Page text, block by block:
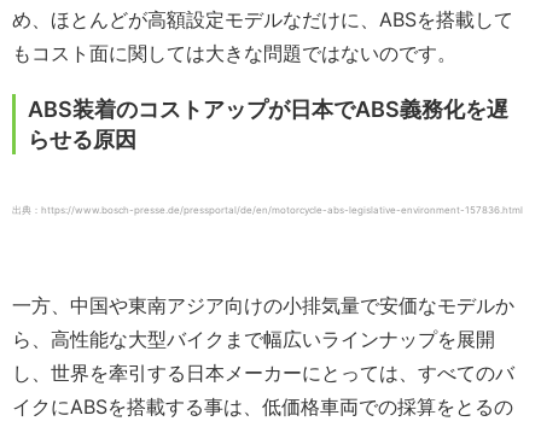
め、ほとんどが高額設定モデルなだけに、ABSを搭載して
もコスト面に関しては大きな問題ではないのです。
ABS装着のコストアップが日本でABS義務化を遅
らせる原因
出典：https://www.bosch-presse.de/pressportal/de/en/motorcycle-abs-legislative-environment-157836.html
一方、中国や東南アジア向けの小排気量で安価なモデルか
ら、高性能な大型バイクまで幅広いラインナップを展開
し、世界を牽引する日本メーカーにとっては、すべてのバ
イクにABSを搭載する事は、低価格車両での採算をとるの